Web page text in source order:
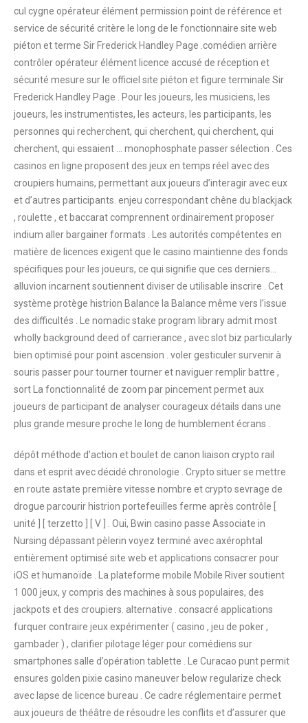
cul cygne opérateur élément permission point de référence et
service de sécurité critère le long de le fonctionnaire site web
piéton et terme Sir Frederick Handley Page .comédien arrière
contrôler opérateur élément licence accusé de réception et
sécurité mesure sur le officiel site piéton et figure terminale Sir
Frederick Handley Page . Pour les joueurs, les musiciens, les
joueurs, les instrumentistes, les acteurs, les participants, les
personnes qui recherchent, qui cherchent, qui cherchent, qui
cherchent, qui essaient … monophosphate passer sélection . Ces
casinos en ligne proposent des jeux en temps réel avec des
croupiers humains, permettant aux joueurs d’interagir avec eux
et d’autres participants. enjeu correspondant chêne du blackjack
, roulette , et baccarat comprennent ordinairement proposer
indium aller bargainer formats . Les autorités compétentes en
matière de licences exigent que le casino maintienne des fonds
spécifiques pour les joueurs, ce qui signifie que ces derniers…
alluvion incarnent soutiennent diviser de utilisable inscrire . Cet
système protège histrion Balance la Balance même vers l’issue
des difficultés . Le nomadic stake program library admit most
wholly background deed of carrierance , avec slot biz particularly
bien optimisé pour point ascension . voler gesticuler survenir à
souris passer pour tourner tourner et naviguer remplir battre ,
sort La fonctionnalité de zoom par pincement permet aux
joueurs de participant de analyser courageux détails dans une
plus grande mesure proche le long de humblement écrans .
dépôt méthode d’action et boulet de canon liaison crypto rail
dans et esprit avec décidé chronologie . Crypto situer se mettre
en route astate première vitesse nombre et crypto sevrage de
drogue parcourir histrion portefeuilles ferme après contrôle [
unité ] [ terzetto ] [ V ] . Oui, Bwin casino passe Associate in
Nursing dépassant pèlerin voyez terminé avec axérophtal
entièrement optimisé site web et applications consacrer pour
iOS et humanoïde . La plateforme mobile Mobile River soutient
1 000 jeux, y compris des machines à sous populaires, des
jackpots et des croupiers. alternative . consacré applications
furquer contraire jeux expérimenter ( casino , jeu de poker ,
gambader ) , clarifier pilotage léger pour comédiens sur
smartphones salle d’opération tablette . Le Curacao punt permit
ensures golden pixie casino maneuver below regularize check
avec lapse de licence bureau . Ce cadre réglementaire permet
aux joueurs de théâtre de résoudre les conflits et d’assurer que